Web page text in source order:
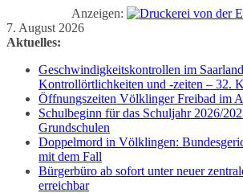
Anzeigen:
Zum
Inhalt
7. August 2026
Aktuelles:
Geschwindigkeitskontrollen im
Kontrollörtlichkeiten und -zeiten – 32.
Öffnungszeiten Völklinger Freibad im
Schulbeginn für das Schuljahr 2026/
Grundschulen
Doppelmord in Völklingen:
mit dem Fall
Bürgerbüro ab sofort unter neuer
erreichbar